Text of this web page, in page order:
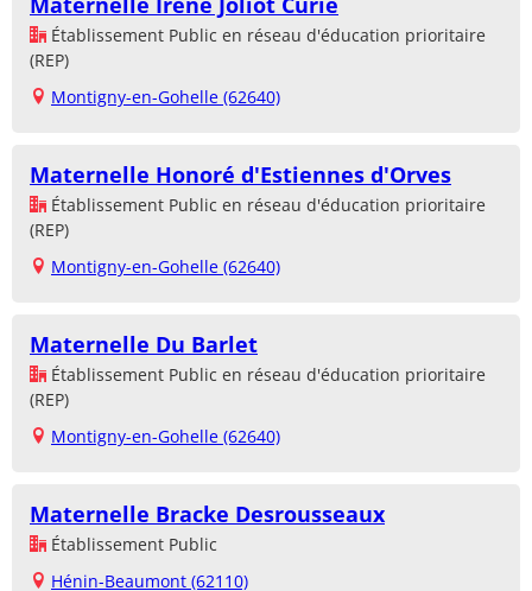
Établissement Public en réseau d'éducation prioritaire
(REP)
Montigny-en-Gohelle (62640)
Maternelle Honoré d'Estiennes d'Orves
Établissement Public en réseau d'éducation prioritaire
(REP)
Montigny-en-Gohelle (62640)
Maternelle Du Barlet
Établissement Public en réseau d'éducation prioritaire
(REP)
Montigny-en-Gohelle (62640)
Maternelle Bracke Desrousseaux
Établissement Public
Hénin-Beaumont (62110)